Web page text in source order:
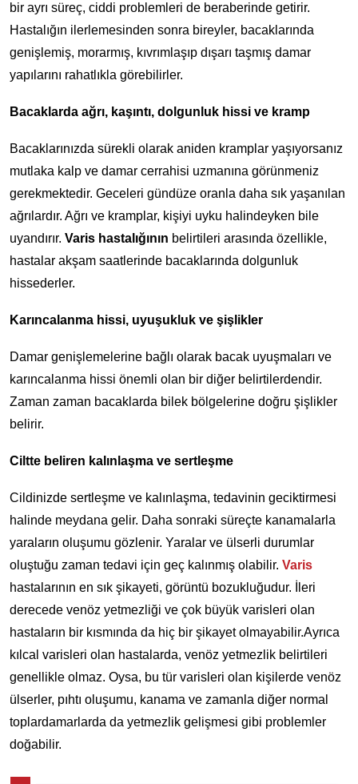
bir ayrı süreç, ciddi problemleri de beraberinde getirir.
Hastalığın ilerlemesinden sonra bireyler, bacaklarında
genişlemiş, morarmış, kıvrımlaşıp dışarı taşmış damar
yapılarını rahatlıkla görebilirler.
Bacaklarda ağrı, kaşıntı, dolgunluk hissi ve kramp
Bacaklarınızda sürekli olarak aniden kramplar yaşıyorsanız
mutlaka kalp ve damar cerrahisi uzmanına görünmeniz
gerekmektedir. Geceleri gündüze oranla daha sık yaşanılan
ağrılardır. Ağrı ve kramplar, kişiyi uyku halindeyken bile
uyandırır. Varis hastalığının belirtileri arasında özellikle,
hastalar akşam saatlerinde bacaklarında dolgunluk
hissederler.
Karıncalanma hissi, uyuşukluk ve şişlikler
Damar genişlemelerine bağlı olarak bacak uyuşmaları ve
karıncalanma hissi önemli olan bir diğer belirtilerdendir.
Zaman zaman bacaklarda bilek bölgelerine doğru şişlikler
belirir.
Ciltte beliren kalınlaşma ve sertleşme
Cildinizde sertleşme ve kalınlaşma, tedavinin geciktirmesi
halinde meydana gelir. Daha sonraki süreçte kanamalarla
yaraların oluşumu gözlenir. Yaralar ve ülserli durumlar
oluştuğu zaman tedavi için geç kalınmış olabilir. Varis
hastalarının en sık şikayeti, görüntü bozukluğudur. İleri
derecede venöz yetmezliği ve çok büyük varisleri olan
hastaların bir kısmında da hiç bir şikayet olmayabilir.Ayrıca
kılcal varisleri olan hastalarda, venöz yetmezlik belirtileri
genellikle olmaz. Oysa, bu tür varisleri olan kişilerde venöz
ülserler, pıhtı oluşumu, kanama ve zamanla diğer normal
toplardamarlarda da yetmezlik gelişmesi gibi problemler
doğabilir.